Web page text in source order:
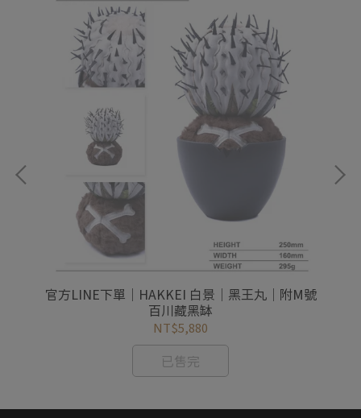
官方LINE下單｜HAKKEI 白景｜黑王丸｜附M號
百川藏黑缽
NT$5,880
已售完